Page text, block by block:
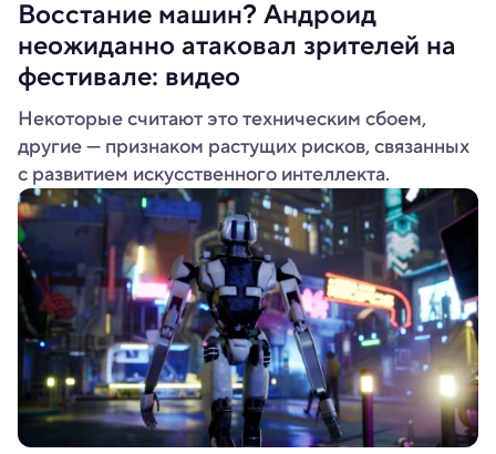
Восстание машин? Андроид
неожиданно атаковал зрителей на
фестивале: видео
Некоторые считают это техническим сбоем,
другие — признаком растущих рисков, связанных
с развитием искусственного интеллекта.